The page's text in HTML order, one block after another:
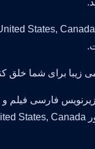
فارسی فیلم و